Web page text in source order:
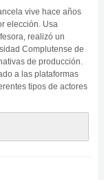
vive hace años
elección. Usa
realizó un
Complutense de
de producción.
a las plataformas
tipos de actores